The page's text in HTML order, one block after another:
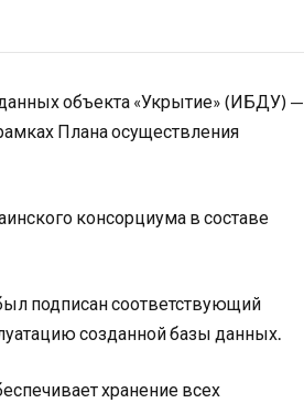
объекта «Укрытие» (ИБДУ) —
Плана осуществления
консорциума в составе
подписан соответствующий
созданной базы данных.
хранение всех